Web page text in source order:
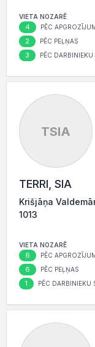
VIETA NOZARĒ
4 PĒC
2 PĒC PEĻŅAS
3 PĒC
TSIA
TERRI, SIA
Krišjāņa
1013
VIETA NOZARĒ
6 PĒC
6 PĒC PEĻŅAS
1 PĒC DARBINIEKU